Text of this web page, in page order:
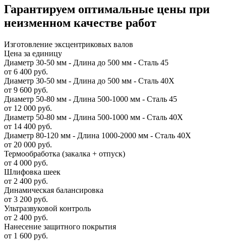
Гарантируем оптимальные цены при
неизменном качестве работ
Изготовление эксцентриковых валов
Цена за единицу
Диаметр 30-50 мм - Длина до 500 мм - Сталь 45
от 6 400 руб.
Диаметр 30-50 мм - Длина до 500 мм - Сталь 40Х
от 9 600 руб.
Диаметр 50-80 мм - Длина 500-1000 мм - Сталь 45
от 12 000 руб.
Диаметр 50-80 мм - Длина 500-1000 мм - Сталь 40Х
от 14 400 руб.
Диаметр 80-120 мм - Длина 1000-2000 мм - Сталь 40Х
от 20 000 руб.
Термообработка (закалка + отпуск)
от 4 000 руб.
Шлифовка шеек
от 2 400 руб.
Динамическая балансировка
от 3 200 руб.
Ультразвуковой контроль
от 2 400 руб.
Нанесение защитного покрытия
от 1 600 руб.